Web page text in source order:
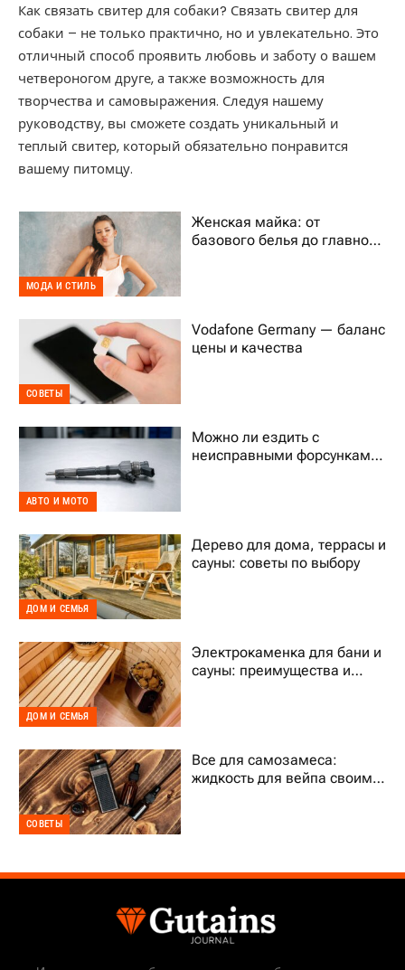
Как связать свитер для собаки? Связать свитер для
собаки – не только практично, но и увлекательно. Это
отличный способ проявить любовь и заботу о вашем
четвероногом друге, а также возможность для
творчества и самовыражения. Следуя нашему
руководству, вы сможете создать уникальный и
теплый свитер, который обязательно понравится
вашему питомцу.
МОДА И СТИЛЬ
Женская майка: от
базового белья до главного
СОВЕТЫ
Vodafone Germany — баланс
цены и качества
АВТО И МОТО
Можно ли ездить с
неисправными форсунками
ДОМ И СЕМЬЯ
Дерево для дома, террасы и
сауны: советы по выбору
ДОМ И СЕМЬЯ
Электрокаменка для бани и
сауны: преимущества и
СОВЕТЫ
Все для самозамеса:
жидкость для вейпа своими